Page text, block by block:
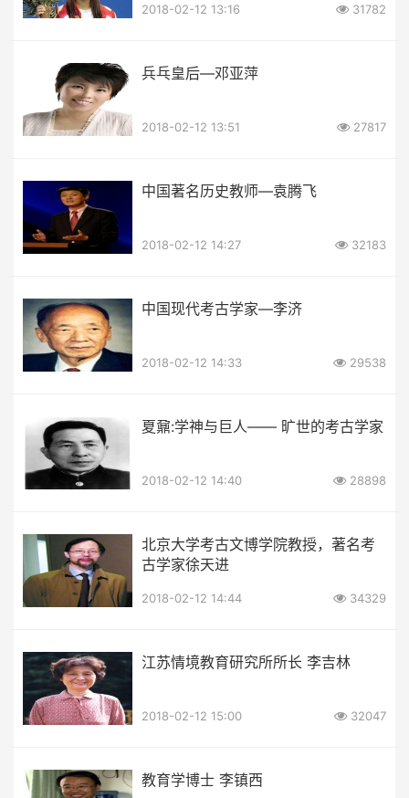
2018-02-12 13:16 31782
兵乓皇后—邓亚萍
2018-02-12 13:51 27817
中国著名历史教师—袁腾飞
2018-02-12 14:27 32183
中国现代考古学家—李济
2018-02-12 14:33 29538
夏鼐:学神与巨人—— 旷世的考古学家
2018-02-12 14:40 28898
北京大学考古文博学院教授，著名考
古学家徐天进
2018-02-12 14:44 34329
江苏情境教育研究所所长 李吉林
2018-02-12 15:00 32047
教育学博士 李镇西